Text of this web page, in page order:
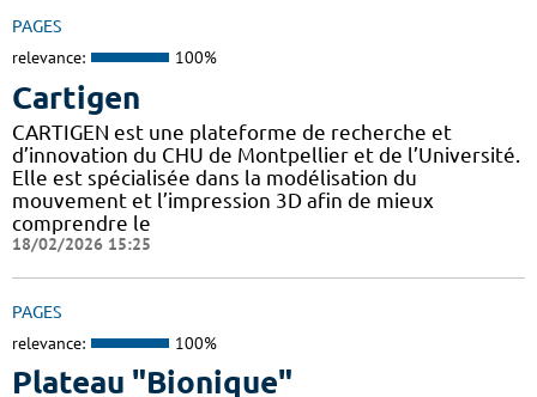
PAGES
relevance: 100%
Cartigen
CARTIGEN est une plateforme de recherche et
d’innovation du CHU de Montpellier et de l’Université.
Elle est spécialisée dans la modélisation du
mouvement et l’impression 3D afin de mieux
comprendre le
18/02/2026 15:25
PAGES
relevance: 100%
Plateau "Bionique"